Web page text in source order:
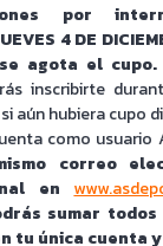
por
4 DE
agota el cupo.
inscribirte
aún hubiera cupo
como usuario
correo
en
sumar
tu única cuenta